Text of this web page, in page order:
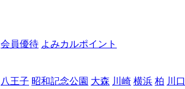
会員優待 よみカルポイント
八王子 昭和記念公園 大森 川崎 横浜 柏 川口